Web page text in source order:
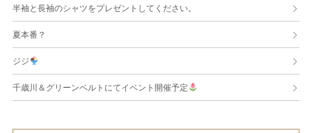
半袖と長袖のシャツをプレゼントしてください。
夏本番？
ジジ
千歳川＆グリーンベルトにてイベント開催予定